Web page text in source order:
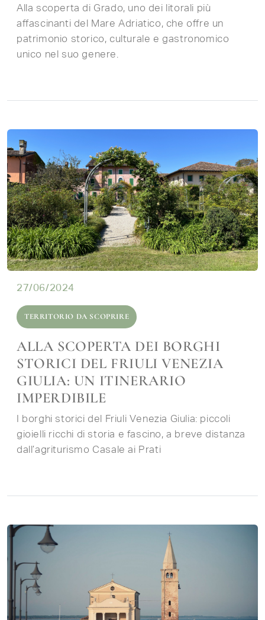
Alla scoperta di Grado, uno dei litorali più
affascinanti del Mare Adriatico, che offre un
patrimonio storico, culturale e gastronomico
unico nel suo genere.
27/06/2024
TERRITORIO DA SCOPRIRE
ALLA SCOPERTA DEI BORGHI
STORICI DEL FRIULI VENEZIA
GIULIA: UN ITINERARIO
IMPERDIBILE
I borghi storici del Friuli Venezia Giulia: piccoli
gioielli ricchi di storia e fascino, a breve distanza
dall’agriturismo Casale ai Prati